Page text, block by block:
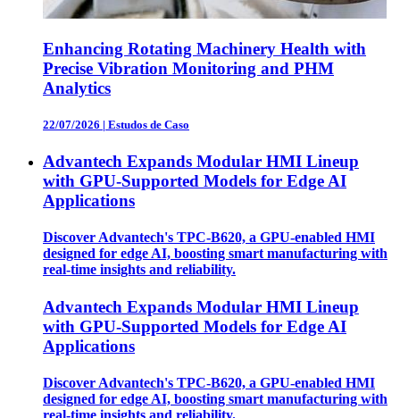
Enhancing Rotating Machinery Health with
Precise Vibration Monitoring and PHM
Analytics
22/07/2026 | Estudos de Caso
Advantech Expands Modular HMI Lineup
with GPU-Supported Models for Edge AI
Applications
Discover Advantech's TPC-B620, a GPU-enabled HMI
designed for edge AI, boosting smart manufacturing with
real-time insights and reliability.
Advantech Expands Modular HMI Lineup
with GPU-Supported Models for Edge AI
Applications
Discover Advantech's TPC-B620, a GPU-enabled HMI
designed for edge AI, boosting smart manufacturing with
real-time insights and reliability.